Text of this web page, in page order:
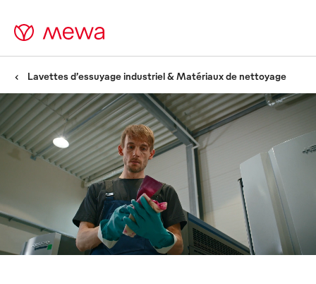
Lavettes d’essuyage industriel & Matériaux de nettoyage
Lavettes d’essuyage Mewa
-
Leader mondial sur le marché
des textiles réutilisables
d’essuyage